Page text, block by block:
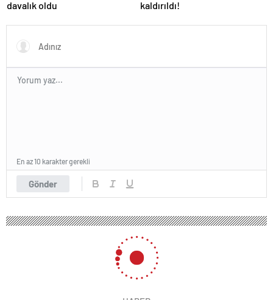
davalık oldu
kaldırıldı!
Gönder
En az 10 karakter gerekli